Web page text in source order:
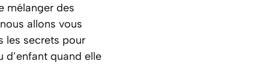
mélanger des
allons vous
les secrets pour
quand elle